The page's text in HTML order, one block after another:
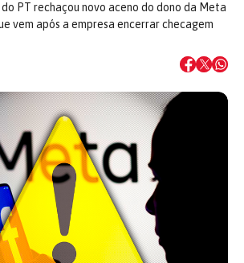
PT rechaçou novo aceno do dono da Meta
vem após a empresa encerrar checagem